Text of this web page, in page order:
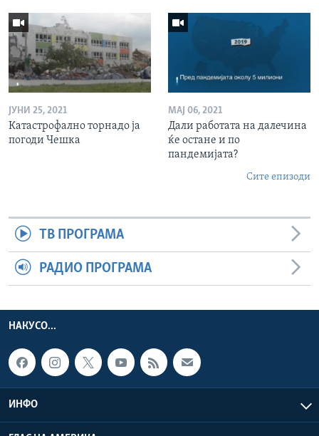
ЈУНИ 25, 2021
Катастрофално торнадо ја
погоди Чешка
МАЈ 06, 2021
Дали работата на далечина
ќе остане и по
пандемијата?
Сите епизоди
ТВ ПРОГРАМА
РАДИО ПРОГРАМА
НАКУСО...
ИНФО